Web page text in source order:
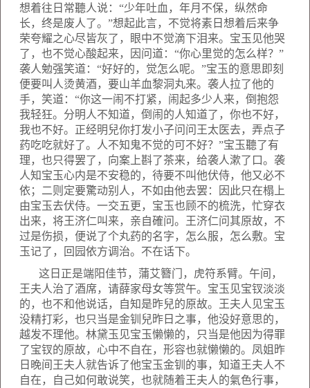
想着往日常聽人说：“少年吐血，年月不保，纵然命
长，终是废人了。”想起此言，不觉将素日想着后来争
荣夸耀之心尽皆灰了，眼中不觉滴下泪来。宝玉见他哭
了，也不觉心酸起来，因问道：“你心里觉的怎么样？”
袭人勉强笑道：“好好的，觉怎么呢。”宝玉的意思即刻
便要叫人烫黄酒，要山羊血黎洞丸来。袭人拉了他的
手，笑道：“你这一闹不打紧，闹起多少人来，倒抱怨
我轻狂。分明人不知道，倒闹的人知道了，你也不好，
我也不好。正经明兒你打发小子问问王太医去，弄点子
药吃吃就好了。人不知鬼不觉的可不好？”宝玉聽了有
理，也只得罢了，向案上斟了茶来，给袭人漱了口。袭
人知宝玉心内是不安稳的，待要不叫他伏侍，他又必不
依；二则定要驚动别人，不如由他去罢：因此只在榻上
由宝玉去伏侍。一交五更，宝玉也顾不的梳洗，忙穿衣
出来，将王济仁叫来，亲自確问。王济仁问其原故，不
过是伤损，便说了个丸药的名字，怎么服，怎么敷。宝
玉记了，回园依方调治。不在话下。
这日正是端阳佳节，蒲艾簪门，虎符系臂。午间，
王夫人治了酒席，请薛家母女等赏午。宝玉见宝钗淡淡
的，也不和他说话，自知是昨兒的原故。王夫人见宝玉
没精打彩，也只当是金钏兒昨日之事，他没好意思的，
越发不理他。林黛玉见宝玉懒懒的，只当是他因为得罪
了宝钗的原故，心中不自在，形容也就懒懒的。凤姐昨
日晚间王夫人就告诉了他宝玉金钏的事，知道王夫人不
自在，自己如何敢说笑，也就随着王夫人的氣色行事，